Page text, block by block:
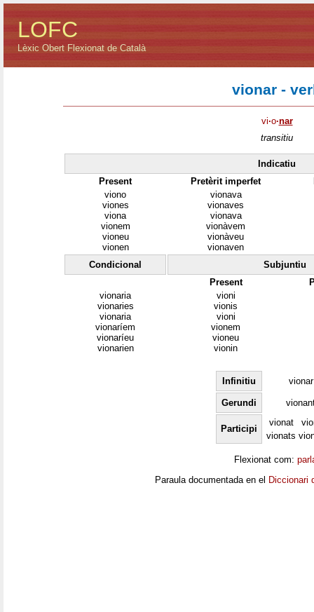
LOFC
Lèxic Obert Flexionat de Català
vionar -
vi·o·nar
transitiu
Indicatiu
Present
Pretèrit imperfet
viono
viones
viona
vionem
vioneu
vionen
vionava
vionaves
vionava
vionàvem
vionàveu
vionaven
Condicional
Subjuntiu
Present
vionaria
vionaries
vionaria
vionaríem
vionaríeu
vionarien
vioni
vionis
vioni
vionem
vioneu
vionin
Infinitiu vionar
Gerundi
Participi
vionat
vionats
Flexionat com:
Paraula documentada en el Diccionari